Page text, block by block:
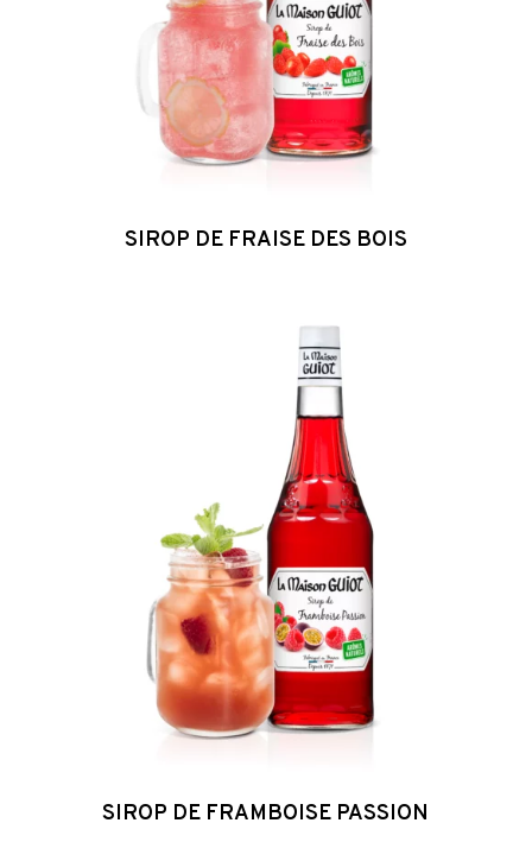
SIROP DE FRAISE DES BOIS
Sirop
Framboise
Passion
SIROP DE FRAMBOISE PASSION